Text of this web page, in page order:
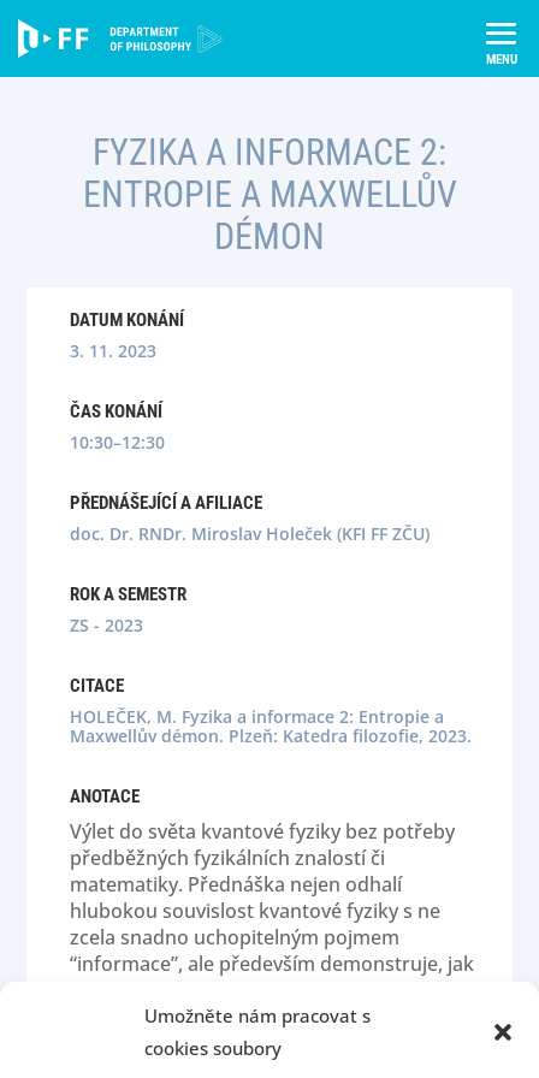
content
Umožněte nám pracovat s
cookies soubory
Semináře
Fyzika a informace 2: Entropie a Maxwellův démon
FYZIKA A INFORMACE 2:
ENTROPIE A MAXWELLŮV
DÉMON
DATUM KONÁNÍ
3. 11. 2023
ČAS KONÁNÍ
10:30–12:30
PŘEDNÁŠEJÍCÍ A AFILIACE
doc. Dr. RNDr. Miroslav Holeček (KFI FF ZČU)
ROK A SEMESTR
ZS - 2023
CITACE
HOLEČEK, M. Fyzika a informace 2: Entropie a
Maxwellův démon. Plzeň: Katedra filozofie, 2023.
ANOTACE
Výlet do světa kvantové fyziky bez potřeby
předběžných fyzikálních znalostí či
matematiky. Přednáška nejen odhalí
hlubokou souvislost kvantové fyziky s ne
zcela snadno uchopitelným pojmem
“informace”, ale především demonstruje, jak
světu, když musíme opustit navyklá schémata